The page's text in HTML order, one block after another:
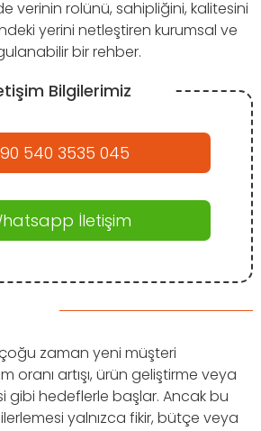
verinin rolünü, sahipliğini, kalitesini
yerini netleştiren kurumsal ve
bir rehber.
Bilgilerimiz
540 3535 045
İletişim
zaman yeni müşteri
oranı artışı, ürün geliştirme veya
gibi hedeflerle başlar. Ancak bu
ilerlemesi yalnızca fikir, bütçe veya